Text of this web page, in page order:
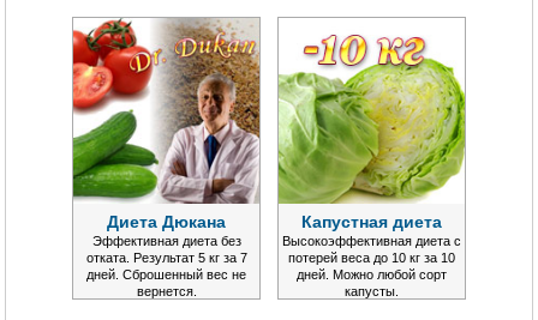
Диета Дюкана
Эффективная диета без
отката. Результат 5 кг за 7
дней. Сброшенный вес не
вернется.
Капустная диета
Высокоэффективная диета с
потерей веса до 10 кг за 10
дней. Можно любой сорт
капусты.